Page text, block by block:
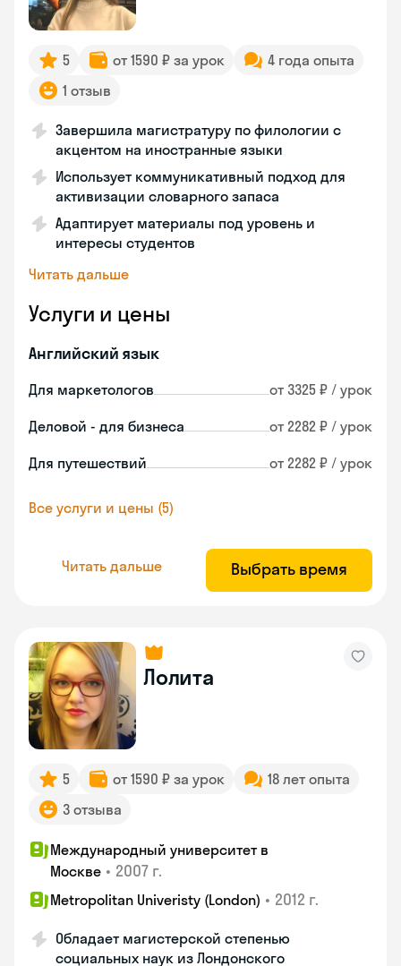
5 от 1590 ₽ за урок
4 года опыта
1 отзыв
Завершила магистратуру по филологии с
акцентом на иностранные языки
Использует коммуникативный подход для
активизации словарного запаса
Адаптирует материалы под уровень и
интересы студентов
Читать дальше
Услуги и цены
Английский язык
Для маркетологов от 3325 ₽ / урок
Деловой - для бизнеса от 2282 ₽ / урок
Для путешествий от 2282 ₽ / урок
Все услуги и цены (5)
Читать дальше Выбрать время
Лолита
5 от 1590 ₽ за урок
18 лет опыта
3 отзыва
Международный университет в
Москве • 2007 г.
Metropolitan Univeristy (London) • 2012 г.
Обладает магистерской степенью
социальных наук из Лондонского